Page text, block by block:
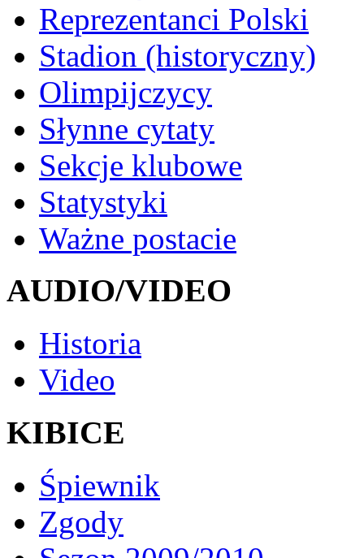
Reprezentanci Polski
Stadion (historyczny)
Olimpijczycy
Słynne cytaty
Sekcje klubowe
Statystyki
Ważne postacie
AUDIO/VIDEO
Historia
Video
KIBICE
Śpiewnik
Zgody